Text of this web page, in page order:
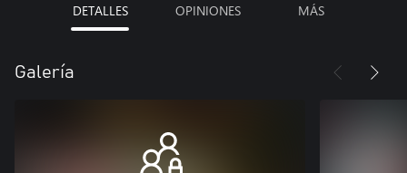
DETALLES OPINIONES MÁS
Galería